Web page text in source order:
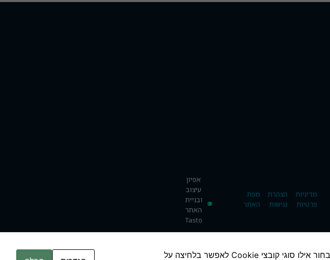
מדיניות
פרטיות
הצהרת
נגישות
מפת
האתר
אפיון
עיצוב
ובניית
האתר
Tasto
אנחנו משתמשים בקובצי Cookie. אם זה מקובל עליך, פשוט לחצי על "קבל הכול". באפשרותך גם לבחור אילו סוגי קובצי Cookie לאפשר בלחיצה על
שיווק
על-ידי
העניין
שלך